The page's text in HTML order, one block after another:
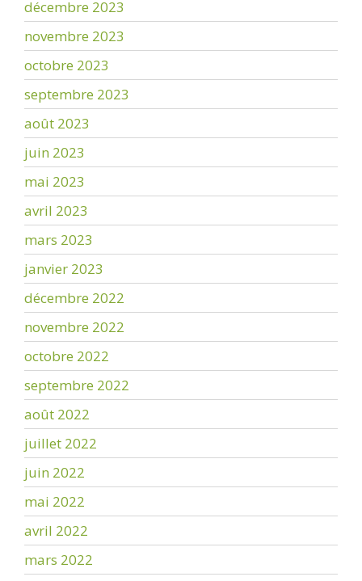
décembre 2023
novembre 2023
octobre 2023
septembre 2023
août 2023
juin 2023
mai 2023
avril 2023
mars 2023
janvier 2023
décembre 2022
novembre 2022
octobre 2022
septembre 2022
août 2022
juillet 2022
juin 2022
mai 2022
avril 2022
mars 2022